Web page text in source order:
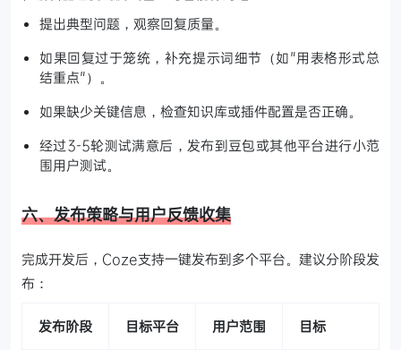
提出典型问题，观察回复质量。
如果回复过于笼统，补充提示词细节（如"用表格形式总
结重点"）。
如果缺少关键信息，检查知识库或插件配置是否正确。
经过3-5轮测试满意后，发布到豆包或其他平台进行小范
围用户测试。
六、发布策略与用户反馈收集
完成开发后，Coze支持一键发布到多个平台。建议分阶段发
布：
发布阶段 目标平台 用户范围 目标